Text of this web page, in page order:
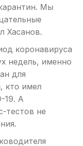
Мы
Хасанов.
коронавируса
недель, именно
для
кто имел
19. А
тестов не